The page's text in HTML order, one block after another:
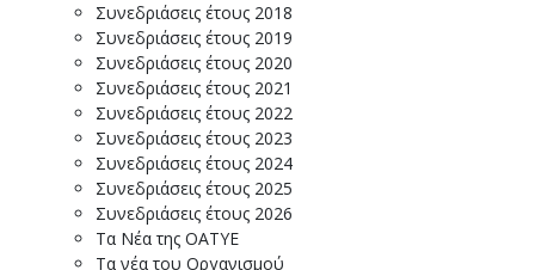
Συνεδριάσεις έτους 2018
Συνεδριάσεις έτους 2019
Συνεδριάσεις έτους 2020
Συνεδριάσεις έτους 2021
Συνεδριάσεις έτους 2022
Συνεδριάσεις έτους 2023
Συνεδριάσεις έτους 2024
Συνεδριάσεις έτους 2025
Συνεδριάσεις έτους 2026
Τα Νέα της ΟΑΤΥΕ
Τα νέα του Οργανισμού